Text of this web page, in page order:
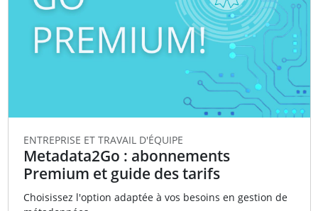
ENTREPRISE ET TRAVAIL D'ÉQUIPE
Metadata2Go : abonnements
Premium et guide des tarifs
Choisissez l'option adaptée à vos besoins en gestion de